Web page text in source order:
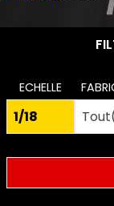
ECHELLE